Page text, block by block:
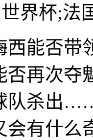
界杯;法
否带领
否再次夺
队杀出
会有什么